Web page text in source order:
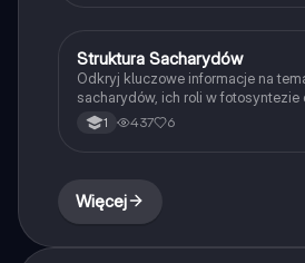
Biologia
Struktura Sacharydów
Odkryj kluczowe informacje na
sacharydów, ich roli w fotosyntezie
dla odżywiania roślin. Materiał
monosacharydy, ich grupy
1 437 6
Więcej